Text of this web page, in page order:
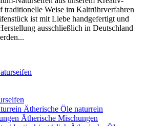
traditionelle Weise im Kaltrührverfahren
ist mit Liebe handgefertigt und
ausschließlich in Deutschland
Ätherische Öle naturrein
Ätherische Mischungen